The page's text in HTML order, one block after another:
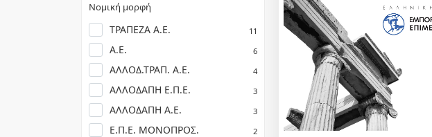
Νομική μορφή
ΤΡΑΠΕΖΑ Α.Ε. 11
Α.Ε. 6
ΑΛΛΟΔ.ΤΡΑΠ. Α.Ε. 4
ΑΛΛΟΔΑΠΗ Ε.Π.Ε. 3
ΑΛΛΟΔΑΠΗ Α.Ε. 3
Ε.Π.Ε. ΜΟΝΟΠΡΟΣ. 2